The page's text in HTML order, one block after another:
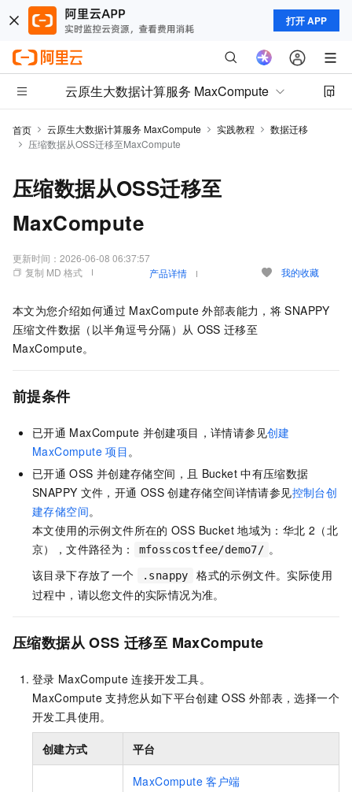
打开 APP
云原生大数据计算服务 MaxCompute
首页 云原生大数据计算服务 MaxCompute 实践教程
数据迁移
压缩数据从OSS迁移至MaxCompute
压缩数据从OSS迁移至
MaxCompute
更新时间： 2026-06-08 06:37:57
复制 MD 格式
产品详情 我的收藏
本文为您介绍如何通过 MaxCompute 外部表能力，将 SNAPPY
压缩文件数据（以半角逗号分隔）从 OSS 迁移至
MaxCompute。
前提条件
已开通 MaxCompute 并创建项目，详情请参见创建
MaxCompute 项目。
已开通 OSS 并创建存储空间，且 Bucket 中有压缩数据
SNAPPY 文件，开通 OSS 创建存储空间详情请参见控制台创
建存储空间。
本文使用的示例文件所在的 OSS Bucket 地域为：华北 2（北
京），文件路径为：
mfosscostfee/demo7/ 。
该目录下存放了一个
.snappy
格式的示例文件。实际使用
过程中，请以您文件的实际情况为准。
压缩数据从 OSS 迁移至 MaxCompute
登录 MaxCompute 连接开发工具。
MaxCompute 支持您从如下平台创建 OSS 外部表，选择一个
开发工具使用。
创建方式 平台
MaxCompute 客户端